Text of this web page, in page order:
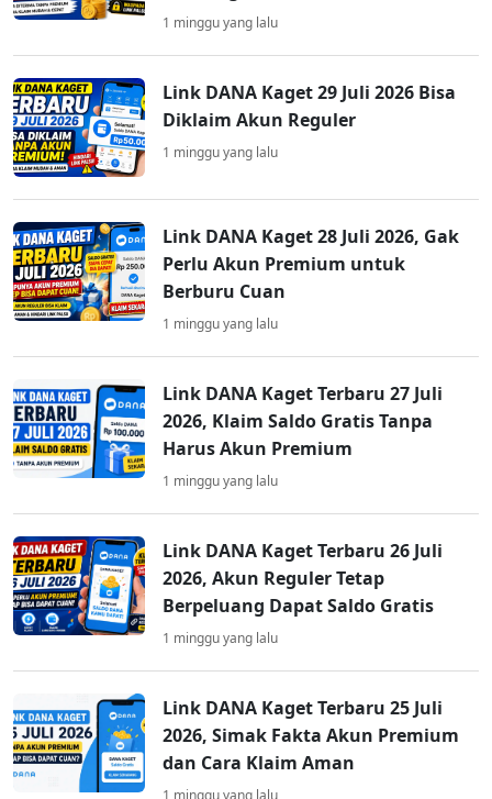
1 minggu yang lalu
Link DANA Kaget 29 Juli 2026 Bisa
Diklaim Akun Reguler
1 minggu yang lalu
Link DANA Kaget 28 Juli 2026, Gak
Perlu Akun Premium untuk
Berburu Cuan
1 minggu yang lalu
Link DANA Kaget Terbaru 27 Juli
2026, Klaim Saldo Gratis Tanpa
Harus Akun Premium
1 minggu yang lalu
Link DANA Kaget Terbaru 26 Juli
2026, Akun Reguler Tetap
Berpeluang Dapat Saldo Gratis
1 minggu yang lalu
Link DANA Kaget Terbaru 25 Juli
2026, Simak Fakta Akun Premium
dan Cara Klaim Aman